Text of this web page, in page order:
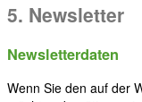
5. Newsletter
Newsletterdaten
Wenn Sie den auf der